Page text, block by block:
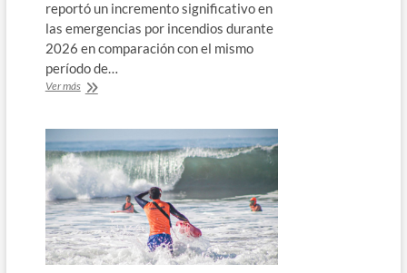
reportó un incremento significativo en
las emergencias por incendios durante
2026 en comparación con el mismo
período de…
Ver másIncendios
aumentan
91
%
en
2026,
reporta
Cuerpo
de